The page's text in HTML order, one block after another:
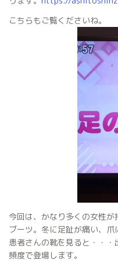
こちらもご覧くださいね。
今回は、かなり多くの女性
ブーツ。冬に足趾が痛い、
患者さんの靴を見ると・・
頻度で登場します。